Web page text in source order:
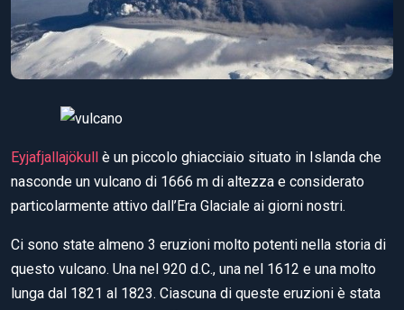
Eyjafjallajökull è un piccolo ghiacciaio situato in Islanda che
nasconde un vulcano di 1666 m di altezza e considerato
particolarmente attivo dall’Era Glaciale ai giorni nostri.
Ci sono state almeno 3 eruzioni molto potenti nella storia di
questo vulcano. Una nel 920 d.C., una nel 1612 e una molto
lunga dal 1821 al 1823. Ciascuna di queste eruzioni è stata